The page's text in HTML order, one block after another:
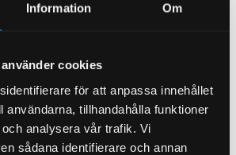
Information Om
cookies
för att anpassa innehållet
användarna, tillhandahålla funktioner
analysera vår trafik. Vi
sådana identifierare och annan
014000571, 014000571-VP, 10650,
Aspöck